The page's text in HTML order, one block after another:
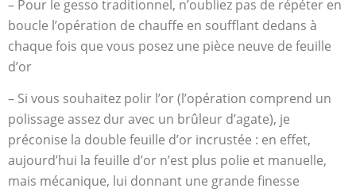
– Pour le gesso traditionnel, n’oubliez pas de répéter en
boucle l’opération de chauffe en soufflant dedans à
chaque fois que vous posez une pièce neuve de feuille
d’or
– Si vous souhaitez polir l’or (l’opération comprend un
polissage assez dur avec un brûleur d’agate), je
préconise la double feuille d’or incrustée : en effet,
aujourd’hui la feuille d’or n’est plus polie et manuelle,
mais mécanique, lui donnant une grande finesse